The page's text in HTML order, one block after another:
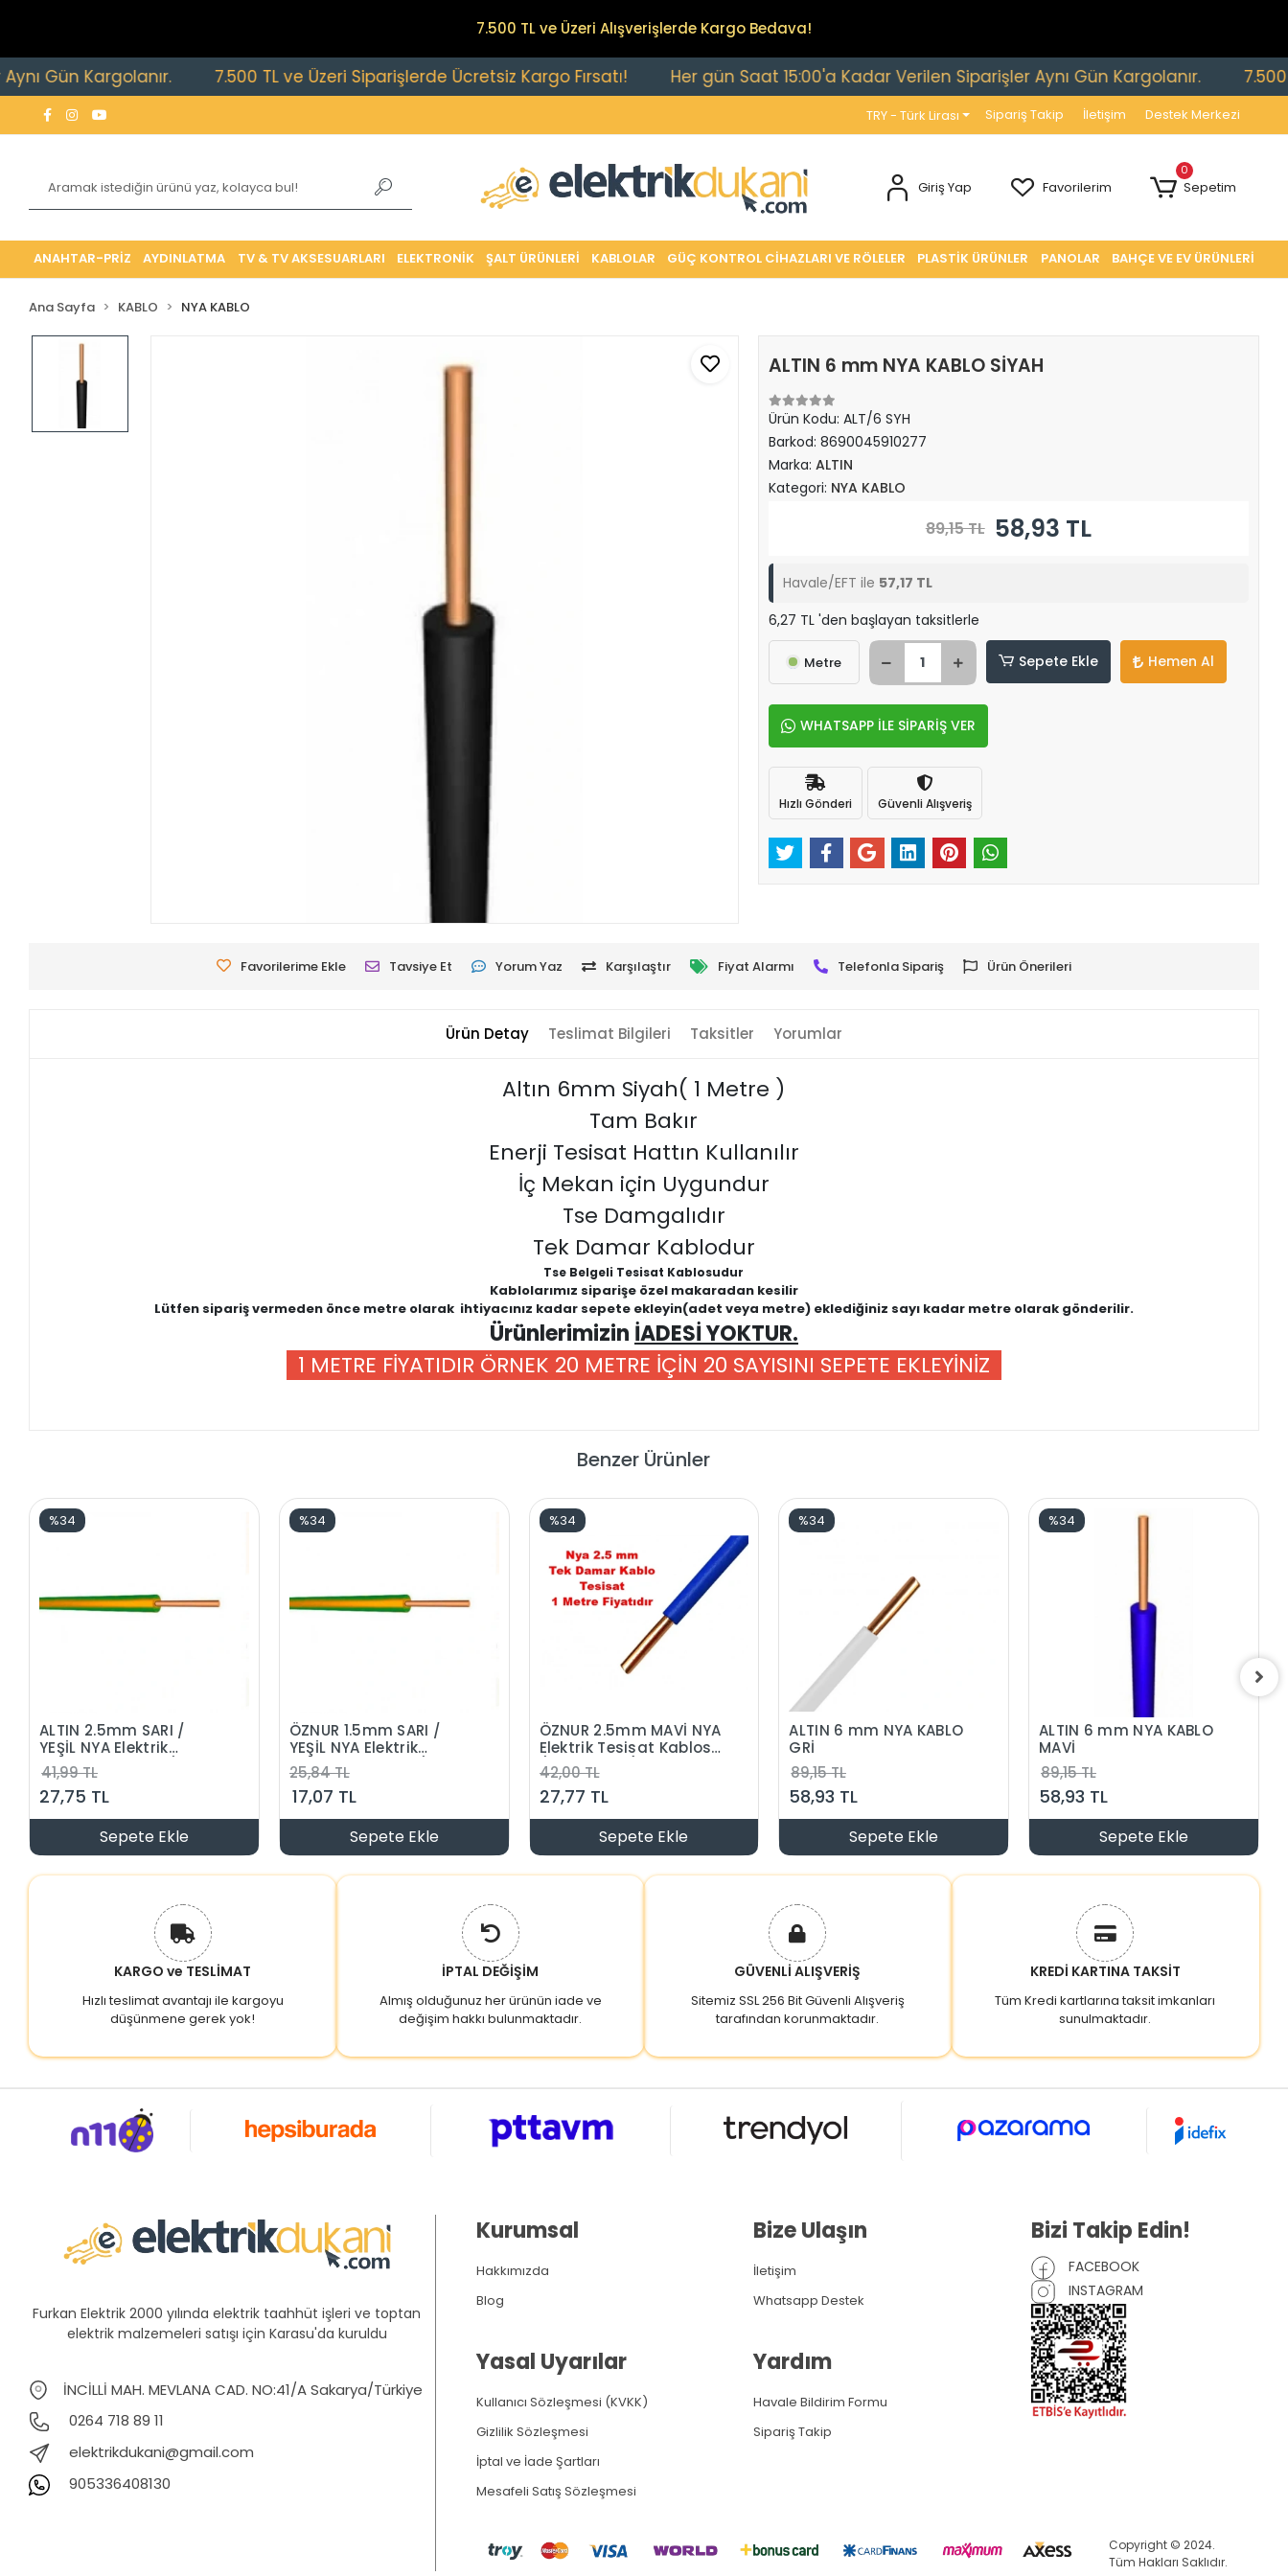
7.500 TL ve Üzeri Alışverişlerde Kargo Bedava!
Kargolanır. 7.500 TL ve Üzeri Siparişlerde Ücretsiz Kargo Fırsatı! Her gün Saat 15:00'a Kadar Verilen Siparişler Aynı Gün Kargolanır. 7.500 TL
TRY - Türk Lirası Sipariş Takip İletişim Destek Merkezi
Giriş Yap Favorilerim
0
Sepetim
ANAHTAR-PRİZ AYDINLATMA TV & TV AKSESUARLARI ELEKTRONİK ŞALT ÜRÜNLERİ KABLOLAR GÜÇ KONTROL CİHAZLARI VE RÖLELER PLASTİK ÜRÜNLER PANOLAR BAHÇE VE EV ÜRÜNLERİ
Ana Sayfa KABLO NYA KABLO
ALTIN 6 mm NYA KABLO SİYAH
Ürün Kodu: ALT/6 SYH
Barkod: 8690045910277
Marka: ALTIN
Kategori: NYA KABLO
89,15 TL 58,93 TL
Havale/EFT ile 57,17 TL
6,27 TL 'den başlayan taksitlerle
Metre Sepete Ekle Hemen Al
WHATSAPP İLE SİPARİŞ VER
Hızlı Gönderi Güvenli Alışveriş
Favorilerime Ekle Tavsiye Et Yorum Yaz Karşılaştır Fiyat Alarmı Telefonla Sipariş Ürün Önerileri
Ürün Detay Teslimat Bilgileri Taksitler Yorumlar
Altın 6mm Siyah( 1 Metre )
Tam Bakır
Enerji Tesisat Hattın Kullanılır
İç Mekan için Uygundur
Tse Damgalıdır
Tek Damar Kablodur
Tse Belgeli Tesisat Kablosudur
Kablolarımız siparişe özel makaradan kesilir
Lütfen sipariş vermeden önce metre olarak ihtiyacınız kadar sepete ekleyin(adet veya metre) eklediğiniz sayı kadar metre olarak gönderilir.
Ürünlerimizin İADESİ YOKTUR.
1 METRE FİYATIDIR ÖRNEK 20 METRE İÇİN 20 SAYISINI SEPETE EKLEYİNİZ
Benzer Ürünler
%34
ALTIN 2.5mm SARI /
YEŞİL NYA Elektrik
Tesisat Kablosu (Tek
Damar)
41,99 TL
27,75 TL
Sepete Ekle
%34
ÖZNUR 1.5mm SARI /
YEŞİL NYA Elektrik
Tesisat Kablosu (Tek
Damar Sarıyeşil)
25,84 TL
17,07 TL
Sepete Ekle
%34
ÖZNUR 2.5mm MAVİ NYA
Elektrik Tesisat Kablosu
(Tek Damar)
42,00 TL
27,77 TL
Sepete Ekle
%34
ALTIN 6 mm NYA KABLO
GRİ
89,15 TL
58,93 TL
Sepete Ekle
%34
ALTIN 6 mm NYA KABLO
MAVİ
89,15 TL
58,93 TL
Sepete Ekle
KARGO ve TESLİMAT
Hızlı teslimat avantajı ile kargoyu
düşünmene gerek yok!
İPTAL DEĞİŞİM
Almış olduğunuz her ürünün iade ve
değişim hakkı bulunmaktadır.
GÜVENLİ ALIŞVERİŞ
Sitemiz SSL 256 Bit Güvenli Alışveriş
tarafından korunmaktadır.
KREDİ KARTINA TAKSİT
Tüm Kredi kartlarına taksit imkanları
sunulmaktadır.
Furkan Elektrik 2000 yılında elektrik taahhüt işleri ve toptan
elektrik malzemeleri satışı için Karasu'da kuruldu
İNCİLLİ MAH. MEVLANA CAD. NO:41/A Sakarya/Türkiye
0264 718 89 11
elektrikdukani@gmail.com
905336408130
Kurumsal
Hakkımızda
Blog
Yasal Uyarılar
Kullanıcı Sözleşmesi (KVKK)
Gizlilik Sözleşmesi
İptal ve İade Şartları
Mesafeli Satış Sözleşmesi
Bize Ulaşın
İletişim
Whatsapp Destek
Yardım
Havale Bildirim Formu
Sipariş Takip
Bizi Takip Edin!
FACEBOOK
INSTAGRAM
Copyright © 2024.
Tüm Hakları Saklıdır.